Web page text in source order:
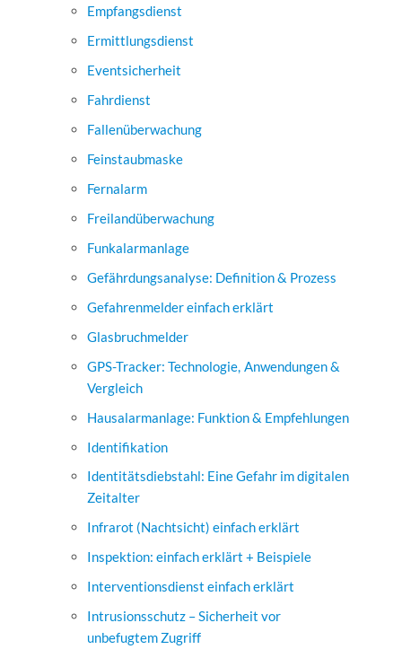
Empfangsdienst
Ermittlungsdienst
Eventsicherheit
Fahrdienst
Fallenüberwachung
Feinstaubmaske
Fernalarm
Freilandüberwachung
Funkalarmanlage
Gefährdungsanalyse: Definition & Prozess
Gefahrenmelder einfach erklärt
Glasbruchmelder
GPS-Tracker: Technologie, Anwendungen &
Vergleich
Hausalarmanlage: Funktion & Empfehlungen
Identifikation
Identitätsdiebstahl: Eine Gefahr im digitalen
Zeitalter
Infrarot (Nachtsicht) einfach erklärt
Inspektion: einfach erklärt + Beispiele
Interventionsdienst einfach erklärt
Intrusionsschutz – Sicherheit vor
unbefugtem Zugriff